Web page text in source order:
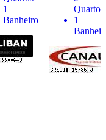
1
Banheiro
Quartos
1